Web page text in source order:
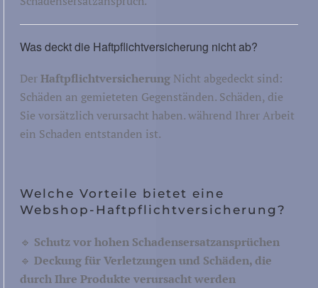
Was deckt die Haftpflichtversicherung nicht ab?
DerHaftpflichtversicherung Nicht abgedeckt sind:
Schäden an gemieteten Gegenständen. Schäden, die
Sie vorsätzlich verursacht haben. während Ihrer Arbeit
ein Schaden entstanden ist.
Welche Vorteile bietet eine
Webshop-Haftpflichtversicherung?
🔹 Schutz vor hohen Schadensersatzansprüchen
🔹 Deckung für Verletzungen und Schäden, die
durch Ihre Produkte verursacht werden